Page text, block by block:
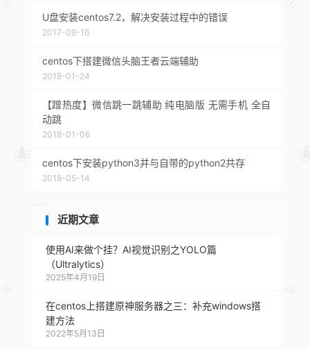
U盘安装centos7.2，解决安装过程中的错误
2017-09-16
centos下搭建微信头脑王者云端辅助
2018-01-24
【蹭热度】微信跳一跳辅助 纯电脑版 无需手机 全自
动跳
2018-01-06
centos下安装python3并与自带的python2共存
2018-05-14
近期文章
使用AI来做个挂？AI视觉识别之YOLO篇
（Ultralytics）
2025年4月19日
在centos上搭建原神服务器之三：补充windows搭
建方法
2022年5月13日